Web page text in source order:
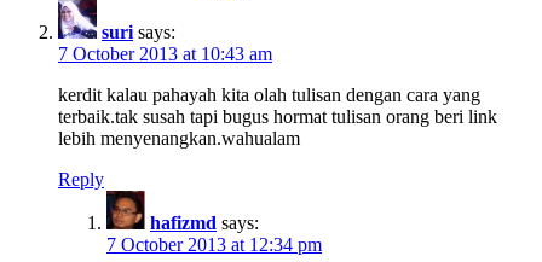
suri says:
7 October 2013 at 10:43 am
kerdit kalau pahayah kita olah tulisan dengan cara yang
terbaik.tak susah tapi bugus hormat tulisan orang beri link
lebih menyenangkan.wahualam
Reply
hafizmd says:
7 October 2013 at 12:34 pm